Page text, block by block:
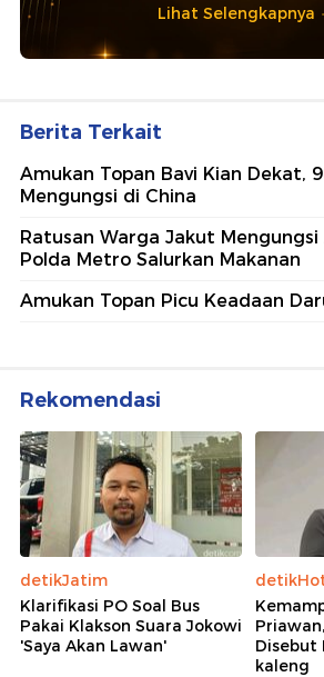
Lihat Selengkapnya
Berita Terkait
Amukan Topan Bavi Kian Dekat,
Mengungsi di China
Ratusan Warga Jakut
Polda Metro Salurkan Makanan
Amukan Topan Picu Keadaan
Rekomendasi
detikJatim
Klarifikasi PO Soal Bus
Pakai Klakson Suara Jokowi
'Saya Akan Lawan'
Disebut
kaleng